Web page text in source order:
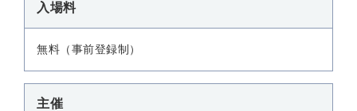
入場料
無料（事前登録制）
主催